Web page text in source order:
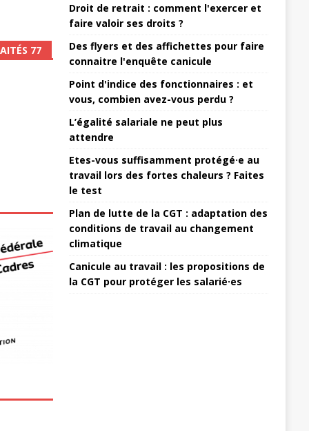
77
Droit de retrait : comment l'exercer et
faire valoir ses droits ?
Des flyers et des affichettes pour faire
connaitre l'enquête canicule
Point d'indice des fonctionnaires : et
vous, combien avez-vous perdu ?
L’égalité salariale ne peut plus
attendre
Etes-vous suffisamment protégé·e au
travail lors des fortes chaleurs ? Faites
le test
Plan de lutte de la CGT : adaptation des
conditions de travail au changement
climatique
Canicule au travail : les propositions de
la CGT pour protéger les salarié·es